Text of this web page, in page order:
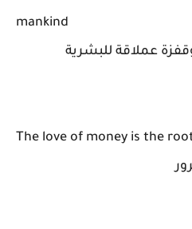
mankind
عملاقة للبشرية
The love of money is the